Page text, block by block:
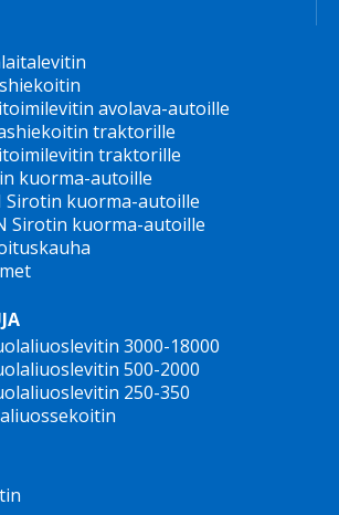
avolava-autoille
traktorille
traktorille
kuorma-autoille
Sirotin kuorma-autoille
Sirotin kuorma-autoille
3000-18000
500-2000
250-350